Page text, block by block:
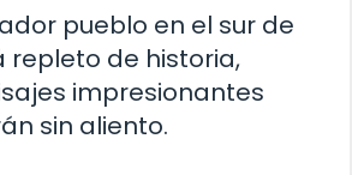
pueblo en el sur de
repleto de historia,
impresionantes
sin aliento.